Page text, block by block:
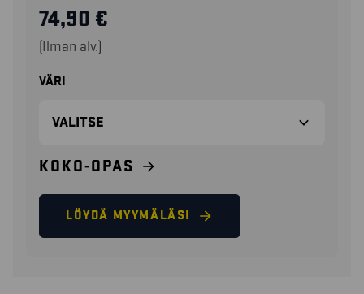
74,90 €
(Ilman alv.)
VÄRI
KOKO-OPAS
LÖYDÄ MYYMÄLÄSI